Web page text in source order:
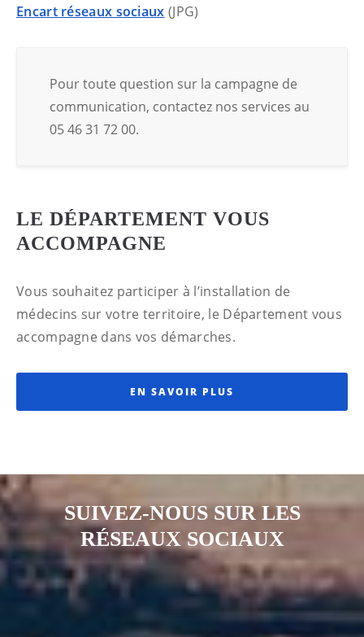
Encart réseaux sociaux (JPG)
Pour toute question sur la campagne de
communication, contactez nos services au
05 46 31 72 00.
LE DÉPARTEMENT VOUS
ACCOMPAGNE
Vous souhaitez participer à l’installation de
médecins sur votre territoire, le Département vous
accompagne dans vos démarches.
EN SAVOIR PLUS
SUIVEZ-NOUS SUR LES
RÉSEAUX SOCIAUX
Notre page Instagram
Notre page Facebook
Notre page XNotre page Tiktok
Notre page